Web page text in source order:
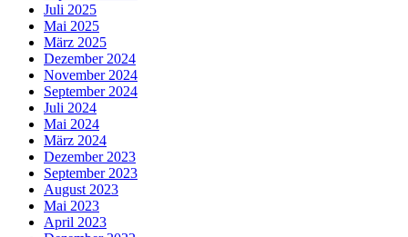
Juli 2025
Mai 2025
März 2025
Dezember 2024
November 2024
September 2024
Juli 2024
Mai 2024
März 2024
Dezember 2023
September 2023
August 2023
Mai 2023
April 2023